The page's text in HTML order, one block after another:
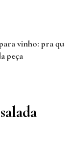
vinho: pra qu
peça